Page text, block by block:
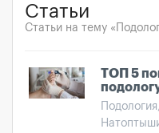
Статьи
Статьи на тему
ТОП 5